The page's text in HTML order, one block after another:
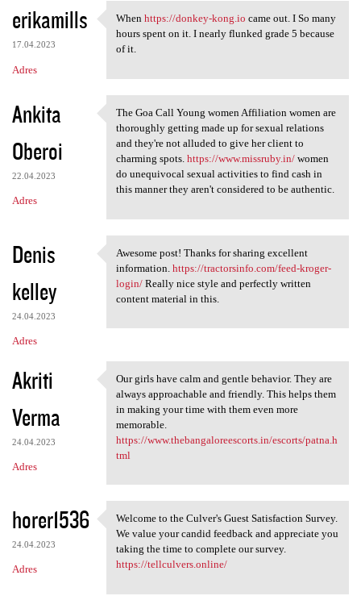
erikamills
17.04.2023
Adres
When https://donkey-kong.io
When https://donkey-kong.io came out. I So many
hours spent on it. I nearly flunked grade 5 because
of it.
Ankita
Oberoi
22.04.2023
Adres
The Goa Call Young women
The Goa Call Young women Affiliation women are
thoroughly getting made up for sexual relations
and they're not alluded to give her client to
charming spots. https://www.missruby.in/women
do unequivocal sexual activities to find cash in
this manner they aren't considered to be authentic.
Denis
kelley
24.04.2023
Adres
Awesome post! Thanks for
Awesome post! Thanks for sharing excellent
information. https://tractorsinfo.com/feed-kroger-
login/Really nice style and perfectly written
content material in this.
Akriti
Verma
24.04.2023
Adres
Our girls have calm and
Our girls have calm and gentle behavior. They are
always approachable and friendly. This helps them
in making your time with them even more
memorable.
https://www.thebangaloreescorts.in/escorts/patna.h
tml
horer1536
24.04.2023
Adres
Welcome to the Culver's Guest
Welcome to the Culver's Guest Satisfaction Survey.
We value your candid feedback and appreciate you
taking the time to complete our survey.
https://tellculvers.online/